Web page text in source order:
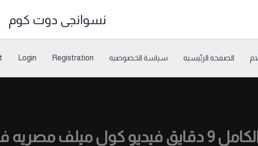
نسوانجى دوت كوم
الصفحه الرئيسيه سياسة الخصوصيه Registration
Login
المقطع الكامل 9 دقايق فيديو كول